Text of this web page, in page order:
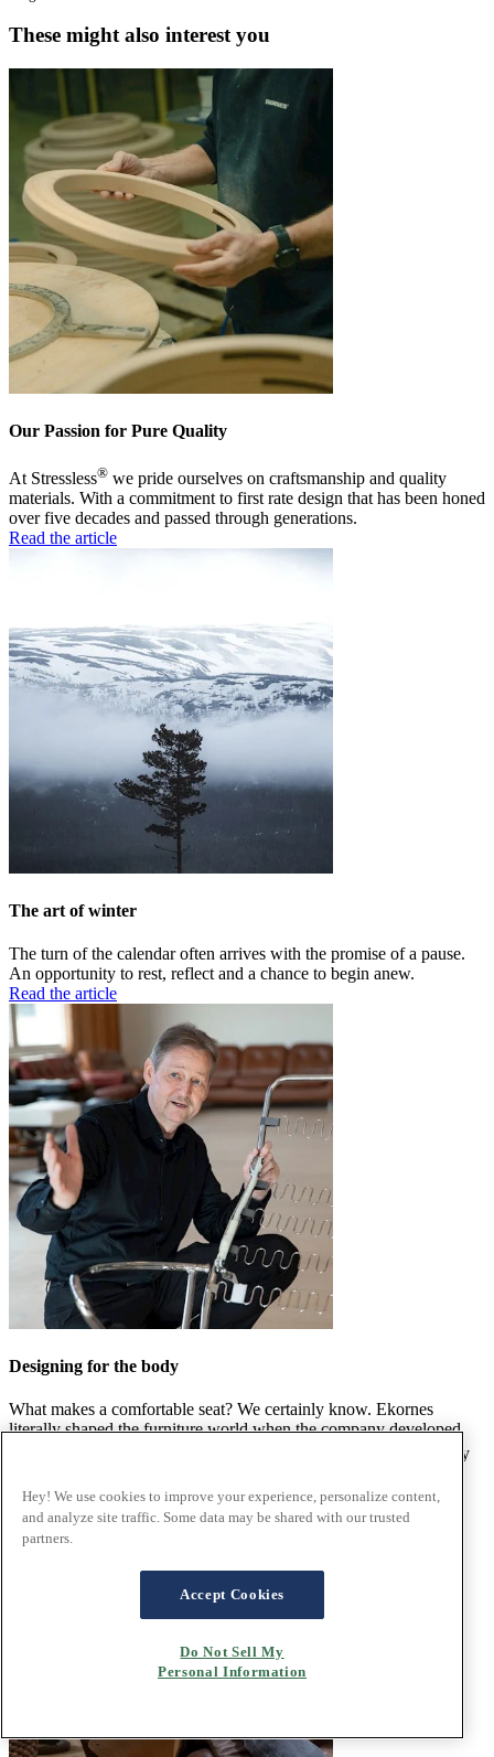
These might also interest you
Our Passion for Pure Quality
At Stressless® we pride ourselves on craftsmanship and quality
materials. With a commitment to first rate design that has been honed
over five decades and passed through generations.
Read the article
The art of winter
The turn of the calendar often arrives with the promise of a pause.
An opportunity to rest, reflect and a chance to begin anew.
Read the article
Designing for the body
What makes a comfortable seat? We certainly know. Ekornes
literally shaped the furniture world when the company developed
recliner, an iconic design that still retains every
Read the article
Hey! We use cookies to improve your experience, personalize content,
and analyze site traffic. Some data may be shared with our trusted
partners.
Accept Cookies
Do Not Sell My
Personal Information